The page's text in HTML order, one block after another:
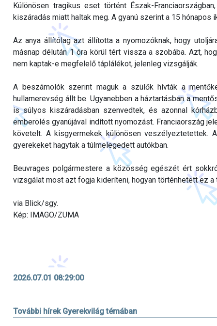
Különösen tragikus eset történt Észak-
kiszáradás miatt haltak meg. A gyanú szerint a 15
Az anya állítólag azt állította a nyomozóknak, hogy
másnap délután 1 óra körül tért vissza a szobába. Azt,
nem kaptak-e megfelelő táplálékot, jelenleg vizsgálják.
A beszámolók szerint maguk a szülők hívták a
hullamerevség állt be. Ugyanebben a háztartásban a
is súlyos kiszáradásban szenvedtek, és azonnal
emberölés gyanújával indított nyomozást. Franciaország
követelt. A kisgyermekek különösen veszélyeztetettek.
gyerekeket hagytak a túlmelegedett autókban.
Beuvrages polgármestere a közösség egészét ért
vizsgálat most azt fogja kideríteni, hogyan történhetett ez a
via Blick/sgy.
Kép: IMAGO/ZUMA
2026.07.01 08:29:00
További hírek Gyerekvilág témában